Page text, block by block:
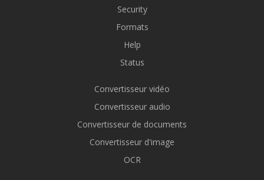
Security
Formats
Help
Status
Convertisseur vidéo
Convertisseur audio
Convertisseur de documents
Convertisseur d'image
OCR